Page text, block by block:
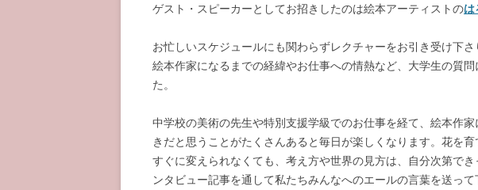
ゲスト・スピーカーとしてお招きしたのは絵本アーティストのは
お忙しいスケジュールにも関わらずレクチャーをお引き受け下さ
絵本作家になるまでの経緯やお仕事への情熱など、大学生の質
た。
中学校の美術の先生や特別支援学級でのお仕事を経て、絵本作
きだと思うことがたくさんあると毎日が楽しくなります。花を
すぐに変えられなくても、考え方や世界の見方は、自分次第で
ンタビュー記事を通して私たちみんなへのエールの言葉を送っ